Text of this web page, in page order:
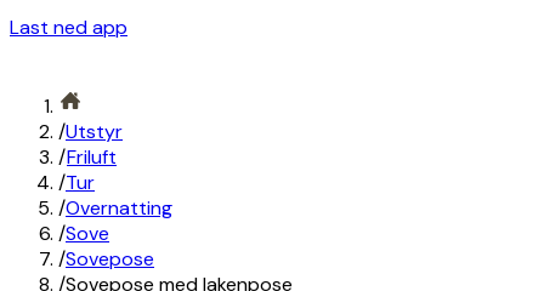
Last ned app
/Utstyr
/Friluft
/Tur
/Overnatting
/Sove
/Sovepose
/Sovepose med lakenpose